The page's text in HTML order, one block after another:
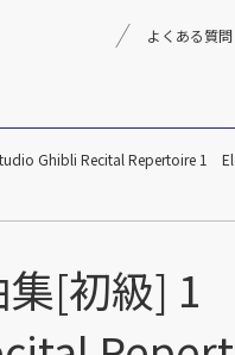
音楽教育
文化箏音楽振興会
よくある質問
Ghibli Recital Repertoire 1
集[初級]